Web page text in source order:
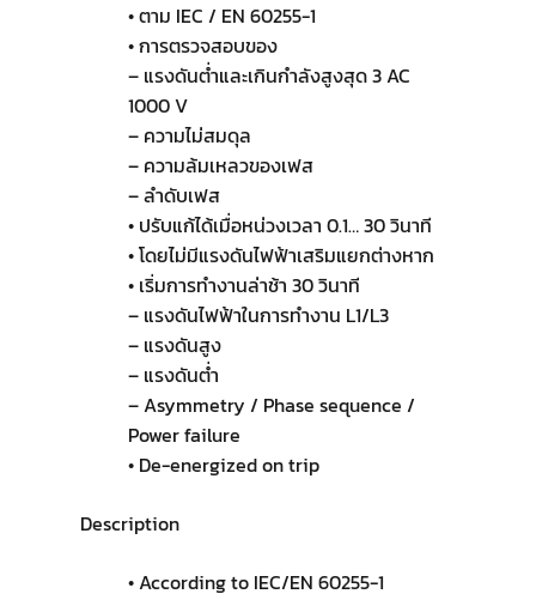
• ตาม IEC / EN 60255-1
• การตรวจสอบของ
– แรงดันต่ำและเกินกำลังสูงสุด 3 AC
1000 V
– ความไม่สมดุล
– ความล้มเหลวของเฟส
– ลำดับเฟส
• ปรับแก้ได้เมื่อหน่วงเวลา 0.1… 30 วินาที
• โดยไม่มีแรงดันไฟฟ้าเสริมแยกต่างหาก
• เริ่มการทำงานล่าช้า 30 วินาที
– แรงดันไฟฟ้าในการทำงาน L1/L3
– แรงดันสูง
– แรงดันต่ำ
– Asymmetry / Phase sequence /
Power failure
• De-energized on trip
Description
• According to IEC/EN 60255-1